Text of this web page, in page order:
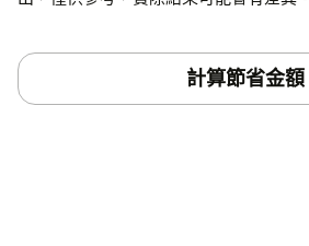
計算節省金額